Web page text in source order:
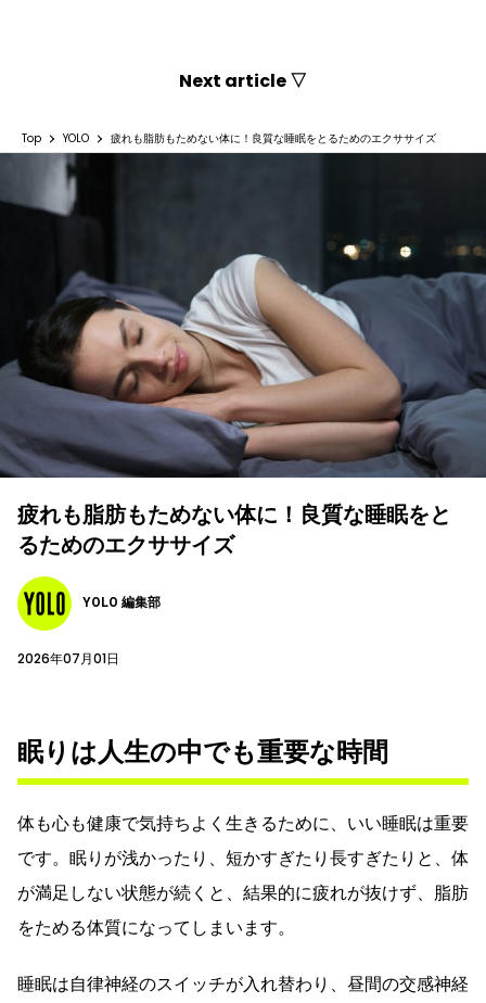
Next article ▽
Top YOLO 疲れも脂肪もためない体に！良質な睡眠をとるためのエクササイズ
疲れも脂肪もためない体に！良質な睡眠をと
るためのエクササイズ
YOLO 編集部
2026年07月01日
眠りは人生の中でも重要な時間
体も心も健康で気持ちよく生きるために、いい睡眠は重要
です。眠りが浅かったり、短かすぎたり長すぎたりと、体
が満足しない状態が続くと、結果的に疲れが抜けず、脂肪
をためる体質になってしまいます。
睡眠は自律神経のスイッチが入れ替わり、昼間の交感神経